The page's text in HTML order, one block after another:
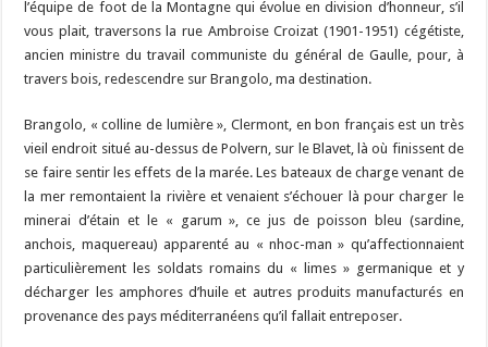
l’équipe de foot de la Montagne qui évolue en division d’honneur, s’il
vous plait, traversons la rue Ambroise Croizat (1901-1951) cégétiste,
ancien ministre du travail communiste du général de Gaulle, pour, à
travers bois, redescendre sur Brangolo, ma destination.
Brangolo, « colline de lumière », Clermont, en bon français est un très
vieil endroit situé au-dessus de Polvern, sur le Blavet, là où finissent de
se faire sentir les effets de la marée. Les bateaux de charge venant de
la mer remontaient la rivière et venaient s’échouer là pour charger le
minerai d’étain et le « garum », ce jus de poisson bleu (sardine,
anchois, maquereau) apparenté au « nhoc-man » qu’affectionnaient
particulièrement les soldats romains du « limes » germanique et y
décharger les amphores d’huile et autres produits manufacturés en
provenance des pays méditerranéens qu’il fallait entreposer.